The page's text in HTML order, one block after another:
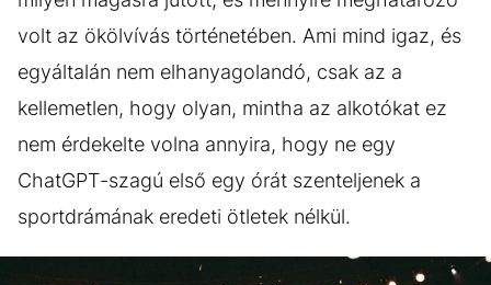
volt az ökölvívás történetében. Ami mind igaz, és
egyáltalán nem elhanyagolandó, csak az a
kellemetlen, hogy olyan, mintha az alkotókat ez
nem érdekelte volna annyira, hogy ne egy
ChatGPT-szagú első egy órát szenteljenek a
sportdrámának eredeti ötletek nélkül.